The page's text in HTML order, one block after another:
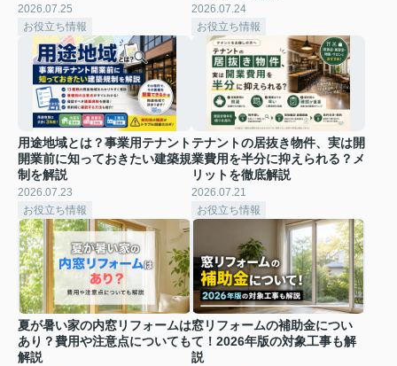
2026.07.25
お役立ち情報
2026.07.24
お役立ち情報
用途地域とは？事業用テナント
開業前に知っておきたい建築規
制を解説
2026.07.23
お役立ち情報
テナントの居抜き物件、実は開
業費用を半分に抑えられる？メ
リットを徹底解説
2026.07.21
お役立ち情報
夏が暑い家の内窓リフォームは
あり？費用や注意点についても
解説
窓リフォームの補助金につい
て！2026年版の対象工事も解
説